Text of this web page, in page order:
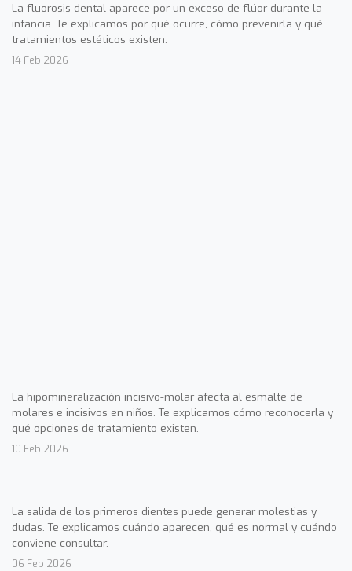
La fluorosis dental aparece por un exceso de flúor durante la
infancia. Te explicamos por qué ocurre, cómo prevenirla y qué
tratamientos estéticos existen.
14 Feb 2026
La hipomineralización incisivo-molar afecta al esmalte de
molares e incisivos en niños. Te explicamos cómo reconocerla y
qué opciones de tratamiento existen.
10 Feb 2026
La salida de los primeros dientes puede generar molestias y
dudas. Te explicamos cuándo aparecen, qué es normal y cuándo
conviene consultar.
06 Feb 2026